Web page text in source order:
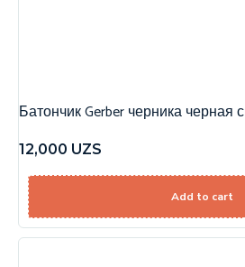
Батончик Gerber черника черная
12,000 UZS
Add to cart